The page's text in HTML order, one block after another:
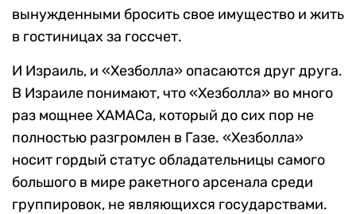
вынужденными бросить свое имущество и жить
в гостиницах за госсчет.
И Израиль, и «Хезболла» опасаются друг друга.
В Израиле понимают, что «Хезболла» во много
раз мощнее ХАМАСа, который до сих пор не
полностью разгромлен в Газе. «Хезболла»
носит гордый статус обладательницы самого
большого в мире ракетного арсенала среди
группировок, не являющихся государствами.